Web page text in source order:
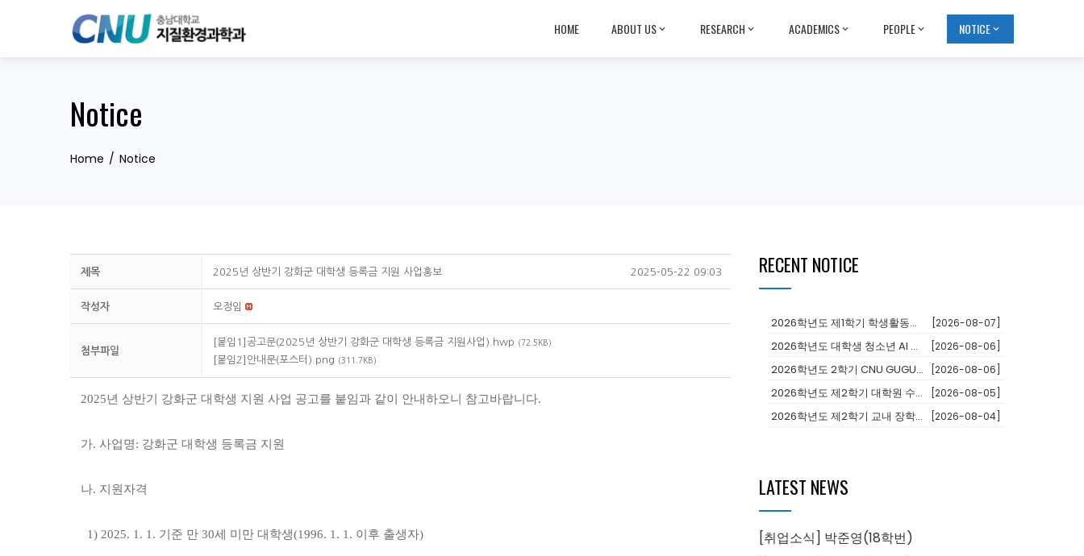
HOME ABOUT US RESEARCH ACADEMICS PEOPLE NOTICE
Notice
Home Notice
제목 2025년 상반기 강화군 대학생 등록금 지원 사업홍보 2025-05-22 09:03
작성자 오정임
첨부파일
[붙임1]공고문(2025년 상반기 강화군 대학생 등록금 지원사업).hwp (72.5KB)
[붙임2]안내문(포스터).png (311.7KB)
2025년 상반기 강화군 대학생 지원 사업 공고를 붙임과 같이 안내하오니 참고바랍니다.
가. 사업명: 강화군 대학생 등록금 지원
나. 지원자격
1) 2025. 1. 1. 기준 만 30세 미만 대학생(1996. 1. 1. 이후 출생자)
RECENT NOTICE
2026학년도 제1학기 학생활동장학금 대상자 추천 [2026-08-07]
2026학년도 대학생 청소년 AI 교육지원사업 장학생 [2026-08-06]
2026학년도 2학기 CNU GUGU(어학과정 및 단기연수)프로그램 참가... [2026-08-06]
2026학년도 제2학기 대학원 수료후연구생 등록 안내 [2026-08-05]
2026학년도 제2학기 교내 장학생 선발 안내 [2026-08-04]
LATEST NEWS
[취업소식] 박준영(18학번)